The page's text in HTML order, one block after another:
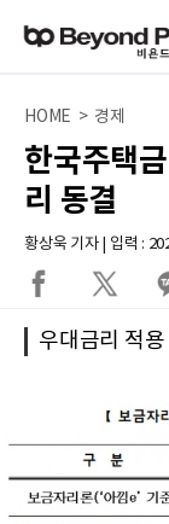
HOME > 경제
한국주택
리 동결
황상욱 기자 | 입력 :
우대금리 적